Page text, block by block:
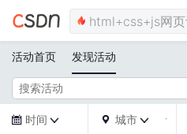
活动首页 发现活动
 时间   城市 